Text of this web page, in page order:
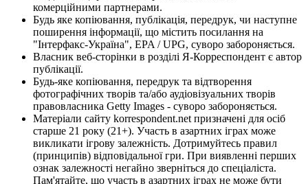
комерційними партнерами.
Будь яке копіювання, публікація, передрук, чи наступне
поширення інформації, що містить посилання на
"Інтерфакс-Україна", EPA / UPG, суворо забороняється.
Власник веб-сторінки в розділі Я-Корреспондент є автор
публікації.
Будь-яке копіювання, передрук та відтворення
фотографічних творів та/або аудіовізуальних творів
правовласника Getty Images - суворо забороняється.
Матеріали сайту korrespondent.net призначені для осіб
старше 21 року (21+). Участь в азартних іграх може
викликати ігрову залежність. Дотримуйтесь правил
(принципів) відповідальної гри. При виявленні перших
ознак залежності негайно зверніться до спеціаліста.
Пам'ятайте, що участь в азартних іграх не може бути